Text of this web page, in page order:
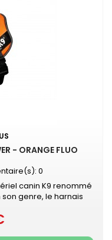
- ORANGE FLUO
0
canin K9 renommé
genre, le harnais
en ville. Le harnais
quotidien, pour le loisir